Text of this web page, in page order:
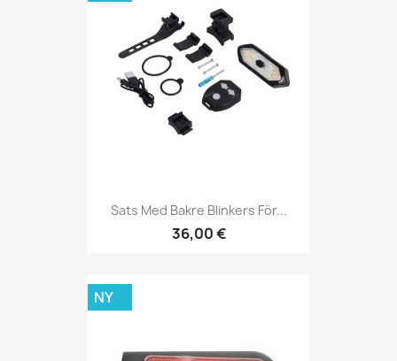
Sats Med Bakre Blinkers För...
36,00 €
NY